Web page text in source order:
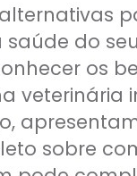
do
os
veterinária
sobre